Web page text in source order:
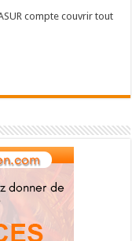
compte couvrir tout